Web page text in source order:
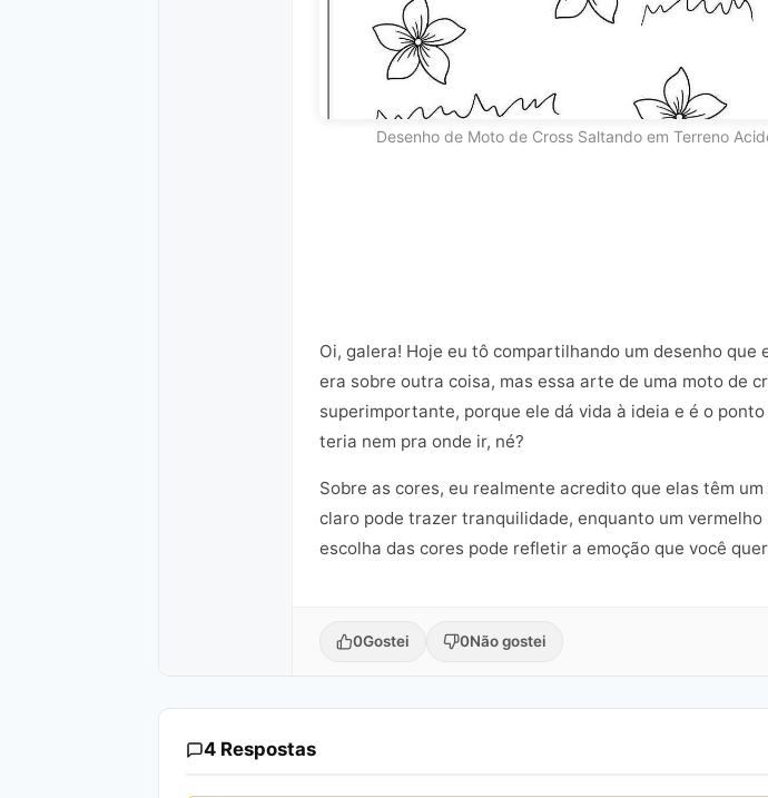
Desenho de Moto de Cross Saltando em Terreno
Oi, galera! Hoje eu tô compartilhando um desenho
era sobre outra coisa, mas essa arte de uma moto de
superimportante, porque ele dá vida à ideia e é o
teria nem pra onde ir, né?
Sobre as cores, eu realmente acredito que elas têm
claro pode trazer tranquilidade, enquanto um
escolha das cores pode refletir a emoção que você
0Gostei 0Não gostei
4 Respostas